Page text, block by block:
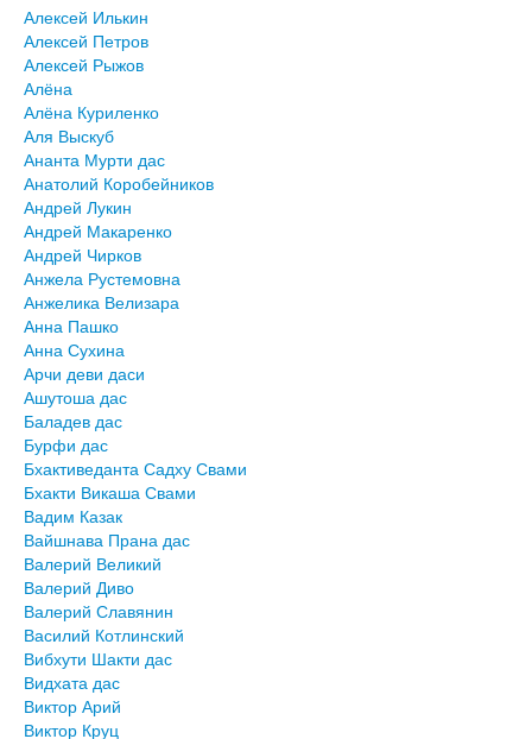
Алексей Илькин
Алексей Петров
Алексей Рыжов
Алёна
Алёна Куриленко
Аля Выскуб
Ананта Мурти дас
Анатолий Коробейников
Андрей Лукин
Андрей Макаренко
Андрей Чирков
Анжела Рустемовна
Анжелика Велизара
Анна Пашко
Анна Сухина
Арчи деви даси
Ашутоша дас
Баладев дас
Бурфи дас
Бхактиведанта Садху Свами
Бхакти Викаша Свами
Вадим Казак
Вайшнава Прана дас
Валерий Великий
Валерий Диво
Валерий Славянин
Василий Котлинский
Вибхути Шакти дас
Видхата дас
Виктор Арий
Виктор Круц